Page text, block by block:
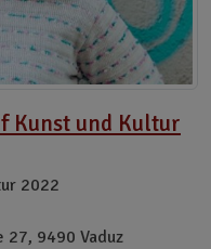
Kunst und Kultur
2022
27, 9490 Vaduz